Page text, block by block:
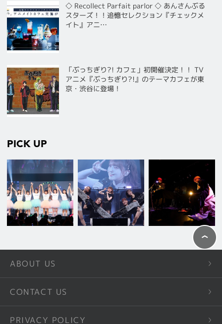
◇ Recollect Parfait parlor ◇ あんさんぶる
スターズ！！追憶セレクション『チェックメ
イト』アニ…
「ぶっちぎり?! カフェ」初開催決定！！ TV
アニメ『ぶっちぎり?!』のテーマカフェが東
京・渋谷に登場！
PICK UP
ABOUT US
CONTACT US
PRIVACY POLICY